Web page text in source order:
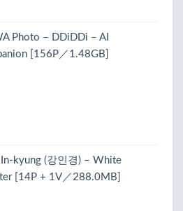
Photo – DDiDDi – AI
[156P／1.48GB]
In-kyung (강인경) – White
[14P + 1V／288.0MB]